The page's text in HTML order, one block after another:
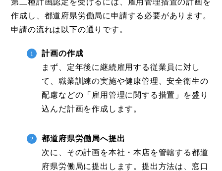
作成し、都道府県労働局に申請する必要があります。
申請の流れは以下の通りです。
計画の作成
まず、定年後に継続雇用する従業員に対し
て、職業訓練の実施や健康管理、安全衛生の
配慮などの「雇用管理に関する措置」を盛り
込んだ計画を作成します。
都道府県労働局へ提出
次に、その計画を本社・本店を管轄する都道
府県労働局に提出します。提出方法は、窓口